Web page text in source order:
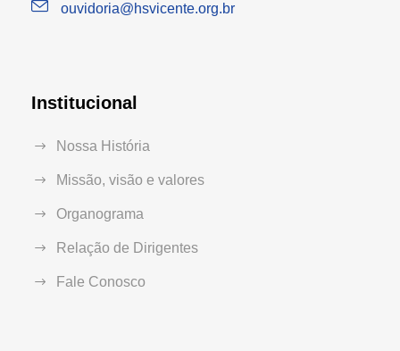
ouvidoria@hsvicente.org.br
Institucional
Nossa História
Missão, visão e valores
Organograma
Relação de Dirigentes
Fale Conosco